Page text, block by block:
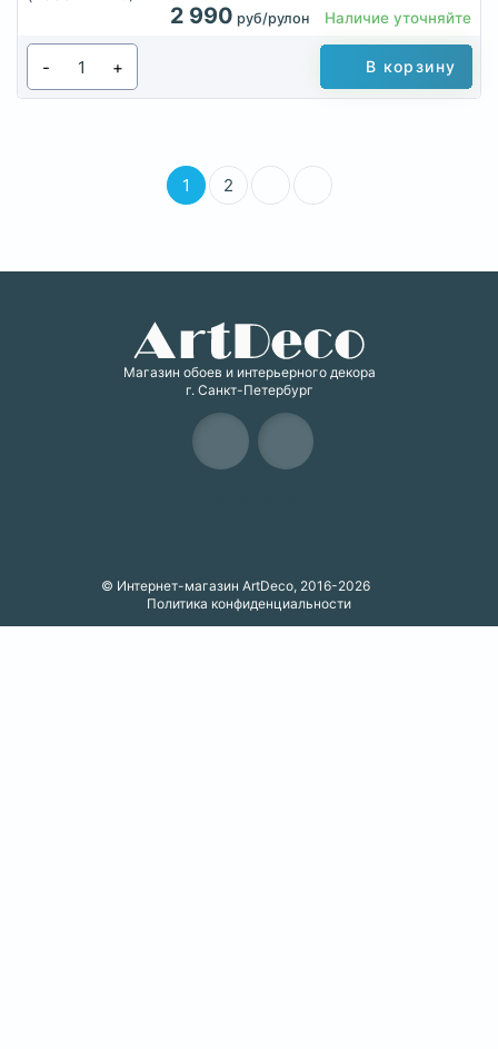
2 990 руб/рулон Наличие уточняйте
- + В корзину
1 2
Магазин обоев и интерьерного декора
г. Санкт-Петербург
© Интернет-магазин ArtDeco, 2016-2026
Политика конфиденциальности